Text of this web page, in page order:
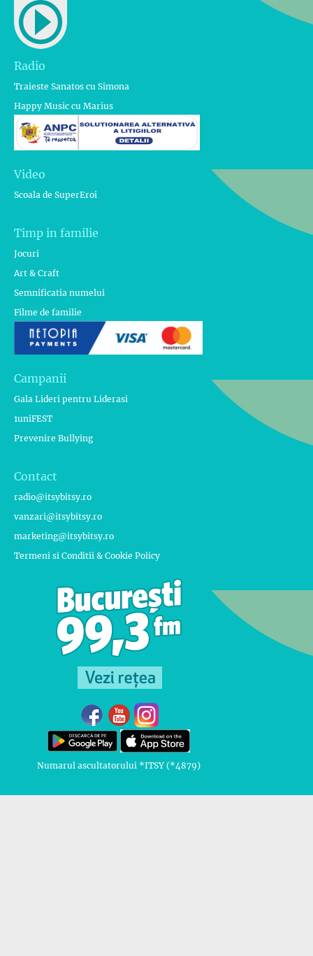
Radio
Traieste Sanatos cu Simona
Happy Music cu Marius
Video
Scoala de SuperEroi
Timp in familie
Jocuri
Art & Craft
Semnificatia numelui
Filme de familie
Campanii
Gala Lideri pentru Liderasi
1uniFEST
Prevenire Bullying
Contact
radio@itsybitsy.ro
vanzari@itsybitsy.ro
marketing@itsybitsy.ro
Termeni si Conditii & Cookie Policy
Numarul ascultatorului *ITSY (*4879)